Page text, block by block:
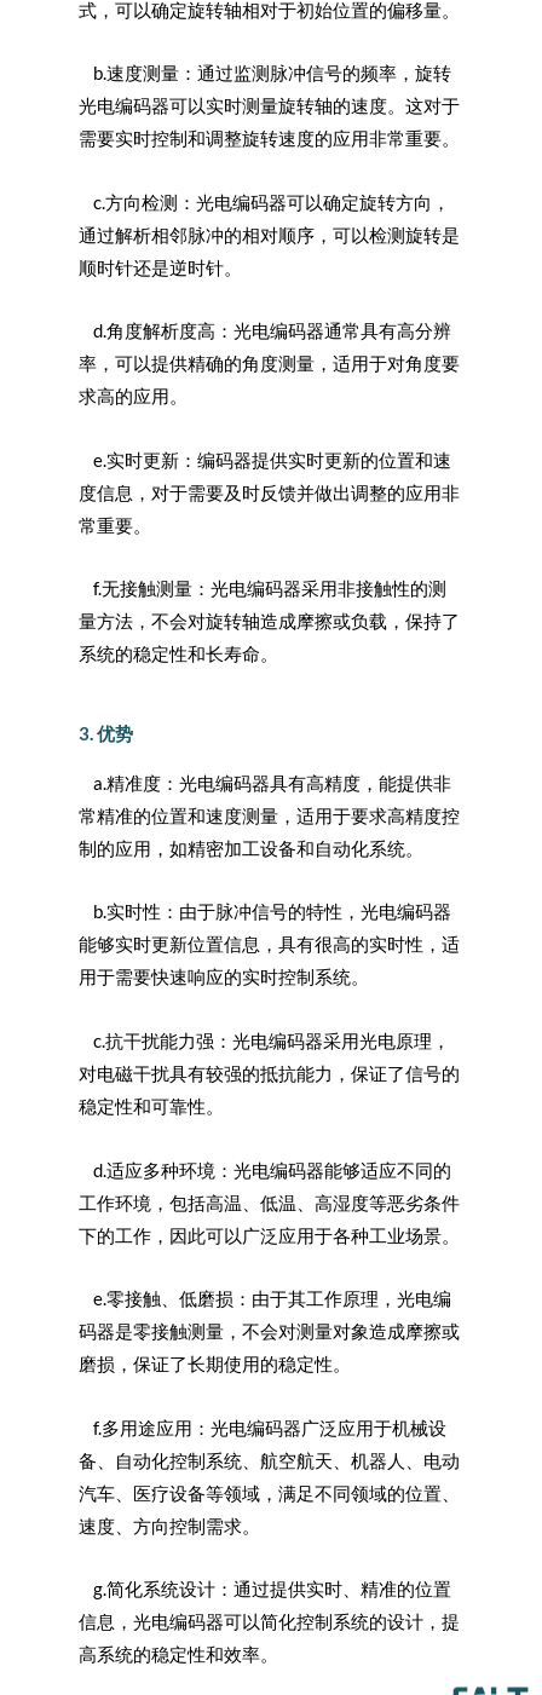
式，可以确定旋转轴相对于初始位置的偏移量。
b.速度测量：通过监测脉冲信号的频率，旋转
光电编码器可以实时测量旋转轴的速度。这对于
需要实时控制和调整旋转速度的应用非常重要。
c.方向检测：光电编码器可以确定旋转方向，
通过解析相邻脉冲的相对顺序，可以检测旋转是
顺时针还是逆时针。
d.角度解析度高：光电编码器通常具有高分辨
率，可以提供精确的角度测量，适用于对角度要
求高的应用。
e.实时更新：编码器提供实时更新的位置和速
度信息，对于需要及时反馈并做出调整的应用非
常重要。
f.无接触测量：光电编码器采用非接触性的测
量方法，不会对旋转轴造成摩擦或负载，保持了
系统的稳定性和长寿命。
3. 优势
a.精准度：光电编码器具有高精度，能提供非
常精准的位置和速度测量，适用于要求高精度控
制的应用，如精密加工设备和自动化系统。
b.实时性：由于脉冲信号的特性，光电编码器
能够实时更新位置信息，具有很高的实时性，适
用于需要快速响应的实时控制系统。
c.抗干扰能力强：光电编码器采用光电原理，
对电磁干扰具有较强的抵抗能力，保证了信号的
稳定性和可靠性。
d.适应多种环境：光电编码器能够适应不同的
工作环境，包括高温、低温、高湿度等恶劣条件
下的工作，因此可以广泛应用于各种工业场景。
e.零接触、低磨损：由于其工作原理，光电编
码器是零接触测量，不会对测量对象造成摩擦或
磨损，保证了长期使用的稳定性。
f.多用途应用：光电编码器广泛应用于机械设
备、自动化控制系统、航空航天、机器人、电动
汽车、医疗设备等领域，满足不同领域的位置、
速度、方向控制需求。
g.简化系统设计：通过提供实时、精准的位置
信息，光电编码器可以简化控制系统的设计，提
高系统的稳定性和效率。